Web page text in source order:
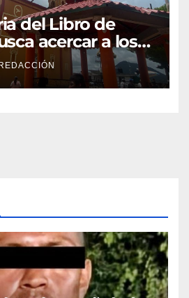
del Libro de
acercar a los
REDACCIÓN